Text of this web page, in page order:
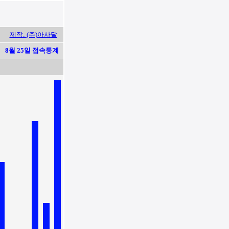
제작: (주)아사달
8월 25일 접속통계